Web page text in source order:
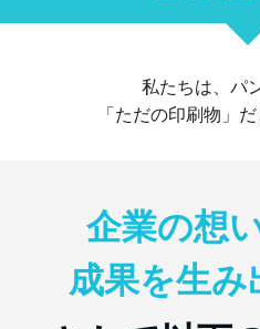
私たちは、パ
「ただの印刷物」
企業の想
成果を生